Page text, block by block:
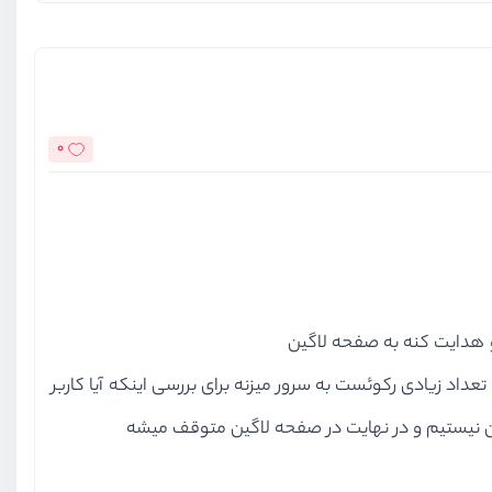
0
هدایت کنه به صفحه لاگین
رکوئست به سرور میزنه برای بررسی اینکه آیا کاربر
نیستیم و در نهایت در صفحه لاگین متوقف میشه